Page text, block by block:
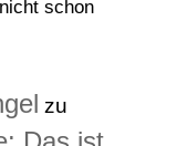
schon
zu